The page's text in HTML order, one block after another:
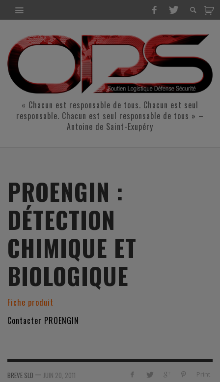
« Chacun est responsable de tous. Chacun est seul
responsable. Chacun est seul responsable de tous » –
Antoine de Saint-Exupéry
PROENGIN :
DÉTECTION
CHIMIQUE ET
BIOLOGIQUE
Fiche produit
Contacter PROENGIN
Print
BREVE SLD — JUIN 20, 2011